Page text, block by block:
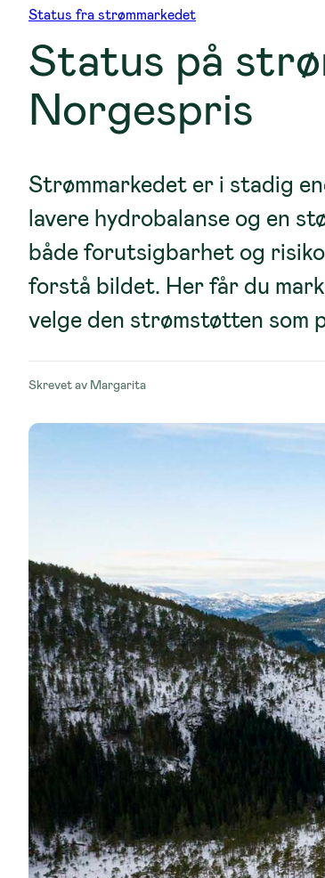
Status fra strømmarkedet
Status på
Norgespris
Strømmarkedet er i stadig
lavere hydrobalanse og en
både forutsigbarhet og
forstå bildet. Her får du
velge den strømstøtten som
Skrevet av Margarita